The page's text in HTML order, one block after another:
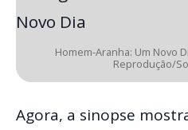
Homem-Aranha: Um Novo
Reprodução/
Agora, a sinopse